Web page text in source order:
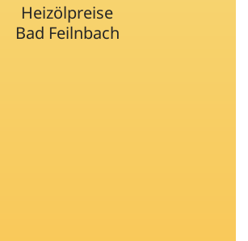
Heizölpreise
Bad Feilnbach